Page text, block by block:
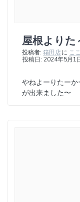
屋根よりた
投稿者: 箱田店に こ
投稿日: 2024年5月1
やねよーりたー
が出来ました〜